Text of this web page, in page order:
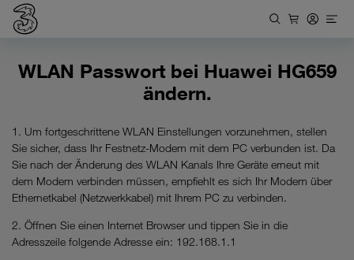
WLAN Passwort bei Huawei HG659
ändern.
1. Um fortgeschrittene WLAN Einstellungen vorzunehmen, stellen
Sie sicher, dass Ihr Festnetz-Modem mit dem PC verbunden ist. Da
Sie nach der Änderung des WLAN Kanals Ihre Geräte erneut mit
dem Modem verbinden müssen, empfiehlt es sich Ihr Modem über
Ethernetkabel (Netzwerkkabel) mit Ihrem PC zu verbinden.
2. Öffnen Sie einen Internet Browser und tippen Sie in die
Adresszeile folgende Adresse ein: 192.168.1.1